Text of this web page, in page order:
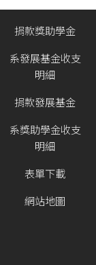
捐款獎助學金
系發展基金收支
明細
捐款發展基金
系獎助學金收支
明細
表單下載
網站地圖